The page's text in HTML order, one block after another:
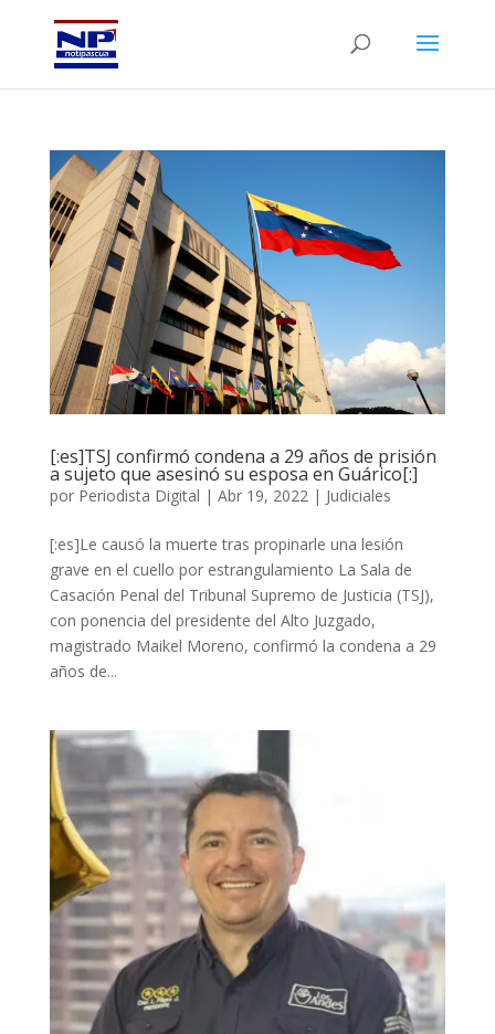
[:es]TSJ confirmó condena a 29 años de prisión
a sujeto que asesinó su esposa en Guárico[:]
por Periodista Digital | Abr 19, 2022| Judiciales
[:es]Le causó la muerte tras propinarle una lesión
grave en el cuello por estrangulamiento La Sala de
Casación Penal del Tribunal Supremo de Justicia (TSJ),
con ponencia del presidente del Alto Juzgado,
magistrado Maikel Moreno, confirmó la condena a 29
años de...